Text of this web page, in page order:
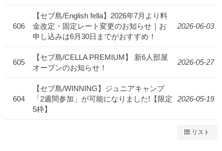
606
【セブ島/English fella】2026年7月より料
金改定・固定レート変更のお知らせ｜お
申し込みは6月30日までがおすすめ！
2026-06-03
605
【セブ島/CELLA PREMIUM】 新6人部屋
オープンのお知らせ！
2026-05-27
604
【セブ島/WINNING】ジュニアキャンプ
「2週間参加」が可能になりました!【限定
5枠】
2026-05-19
リスト